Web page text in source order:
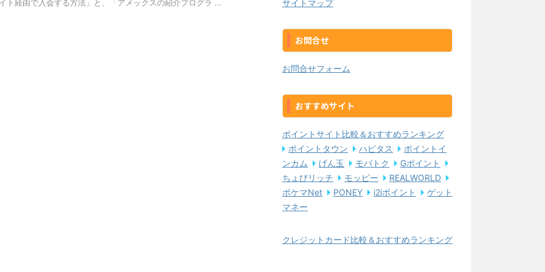
ト経由で入会する方法」と、「アメックスの紹介プログラ ...
サイトマップ
お問合せ
お問合せフォーム
おすすめサイト
ポイントサイト比較＆おすすめランキング
ポイントタウン
ハピタス
ポイントイ
ンカム
げん玉 モバトク
Gポイント
ちょびリッチ
モッピー
REALWORLD
ポケマNet
PONEY i2iポイント
ゲット
マネー
クレジットカード比較＆おすすめランキング